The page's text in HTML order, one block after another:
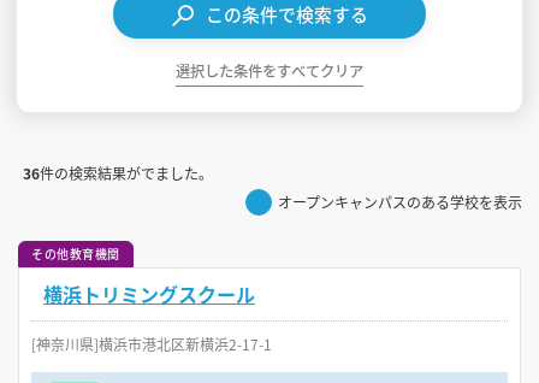
この条件で検索する
選択した条件をすべてクリア
36件の検索結果がでました。
オープンキャンパスのある学校を表示
その他教育機関
横浜トリミングスクール
[神奈川県]横浜市港北区新横浜2-17-1